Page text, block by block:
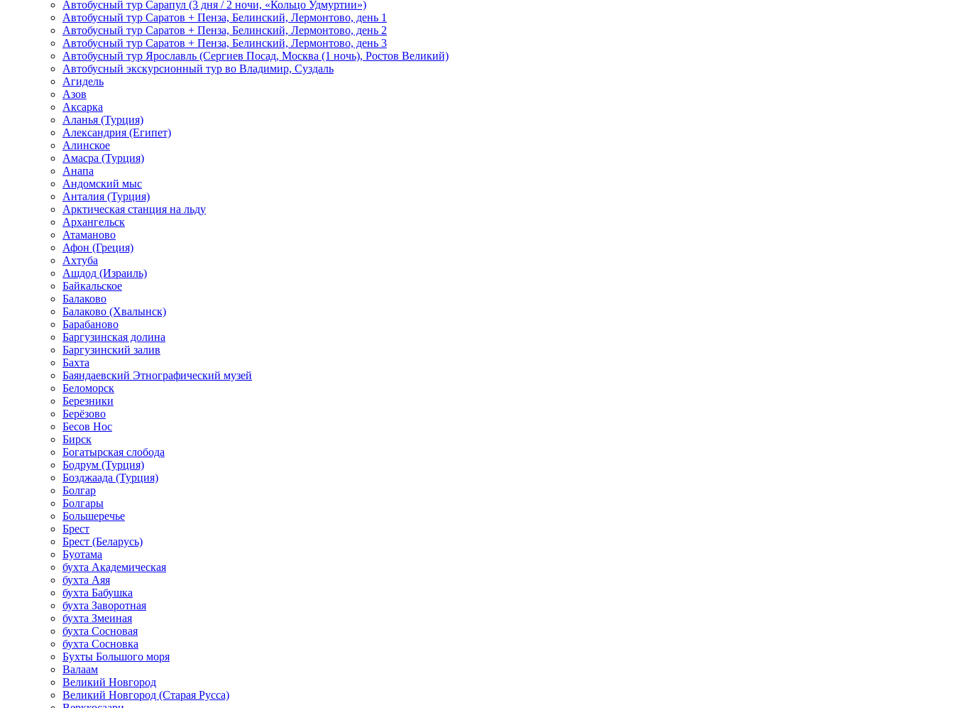
Автобусный тур Сарапул (3 дня / 2 ночи, «Кольцо Удмуртии»)
Автобусный тур Саратов + Пенза, Белинский, Лермонтово, день 1
Автобусный тур Саратов + Пенза, Белинский, Лермонтово, день 2
Автобусный тур Саратов + Пенза, Белинский, Лермонтово, день 3
Автобусный тур Ярославль (Сергиев Посад, Москва (1 ночь), Ростов Великий)
Автобусный экскурсионный тур во Владимир, Суздаль
Агидель
Азов
Аксарка
Аланья (Турция)
Александрия (Египет)
Алинское
Амасра (Турция)
Анапа
Андомский мыс
Анталия (Турция)
Арктическая станция на льду
Архангельск
Атаманово
Афон (Греция)
Ахтуба
Ашдод (Израиль)
Байкальское
Балаково
Балаково (Хвалынск)
Барабаново
Баргузинская долина
Баргузинский залив
Бахта
Баяндаевский Этнографический музей
Беломорск
Березники
Берёзово
Бесов Нос
Бирск
Богатырская слобода
Бодрум (Турция)
Бозджаада (Турция)
Болгар
Болгары
Большеречье
Брест
Брест (Беларусь)
Буотама
бухта Академическая
бухта Аяя
бухта Бабушка
бухта Заворотная
бухта Змеиная
бухта Сосновая
бухта Сосновка
Бухты Большого моря
Валаам
Великий Новгород
Великий Новгород (Старая Русса)